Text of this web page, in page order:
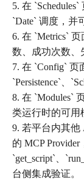
5. 在
`Date` 调度，并
6. 在 `Metrics`
数、成功次数、
7. 在 `Config` 页
`Persistence`、
8. 在 `Modules`
类运行时的可用
9. 若平台内其他
的 MCP Provider
`get_script`、
台侧集成验证。